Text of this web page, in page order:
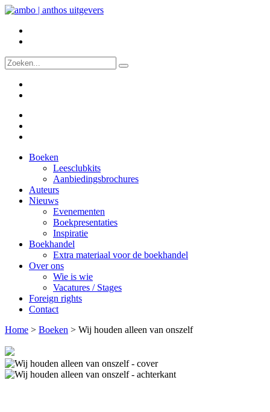
Boeken
Leesclubkits
Aanbiedingsbrochures
Auteurs
Nieuws
Evenementen
Boekpresentaties
Inspiratie
Boekhandel
Extra materiaal voor de boekhandel
Over ons
Wie is wie
Vacatures / Stages
Foreign rights
Contact
Home > Boeken > Wij houden alleen van onszelf